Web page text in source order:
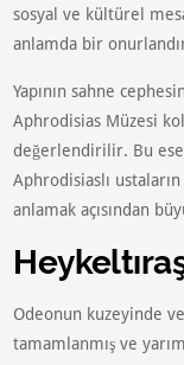
sosyal ve kültürel
anlamda bir
Yapının sahne
Aphrodisias Müzesi
değerlendirilir. Bu
Aphrodisiaslı
anlamak açısından
Odeonun kuzeyinde
tamamlanmış ve